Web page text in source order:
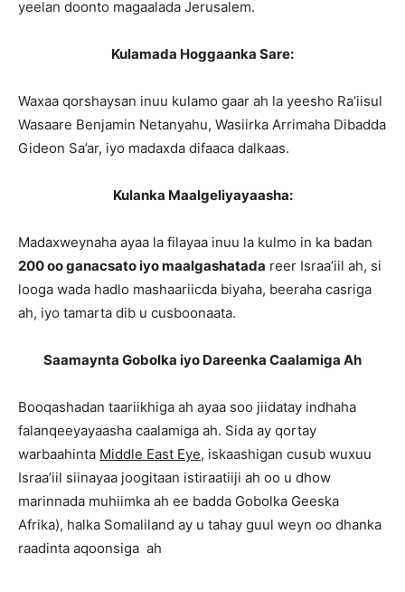
yeelan doonto magaalada Jerusalem.
Kulamada Hoggaanka Sare:
Waxaa qorshaysan inuu kulamo gaar ah la yeesho Ra’iisul
Wasaare Benjamin Netanyahu, Wasiirka Arrimaha Dibadda
Gideon Sa’ar, iyo madaxda difaaca dalkaas.
Kulanka Maalgeliyayaasha:
Madaxweynaha ayaa la filayaa inuu la kulmo in ka badan
200 oo ganacsato iyo maalgashatada reer Israa’iil ah, si
looga wada hadlo mashaariicda biyaha, beeraha casriga
ah, iyo tamarta dib u cusboonaata.
Saamaynta Gobolka iyo Dareenka Caalamiga Ah
Booqashadan taariikhiga ah ayaa soo jiidatay indhaha
falanqeeyayaasha caalamiga ah. Sida ay qortay
warbaahinta Middle East Eye, iskaashigan cusub wuxuu
Israa’iil siinayaa joogitaan istiraatiiji ah oo u dhow
marinnada muhiimka ah ee badda Gobolka Geeska
Afrika), halka Somaliland ay u tahay guul weyn oo dhanka
raadinta aqoonsiga ah